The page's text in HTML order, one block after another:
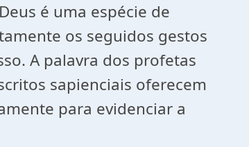
é uma espécie de
os seguidos gestos
A palavra dos profetas
sapienciais oferecem
para evidenciar a